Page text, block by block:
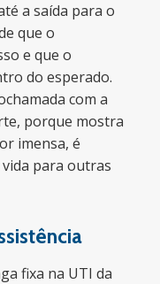
a saída para o
que o
e que o
do esperado.
com a
porque mostra
imensa, é
para outras
fixa na UTI da